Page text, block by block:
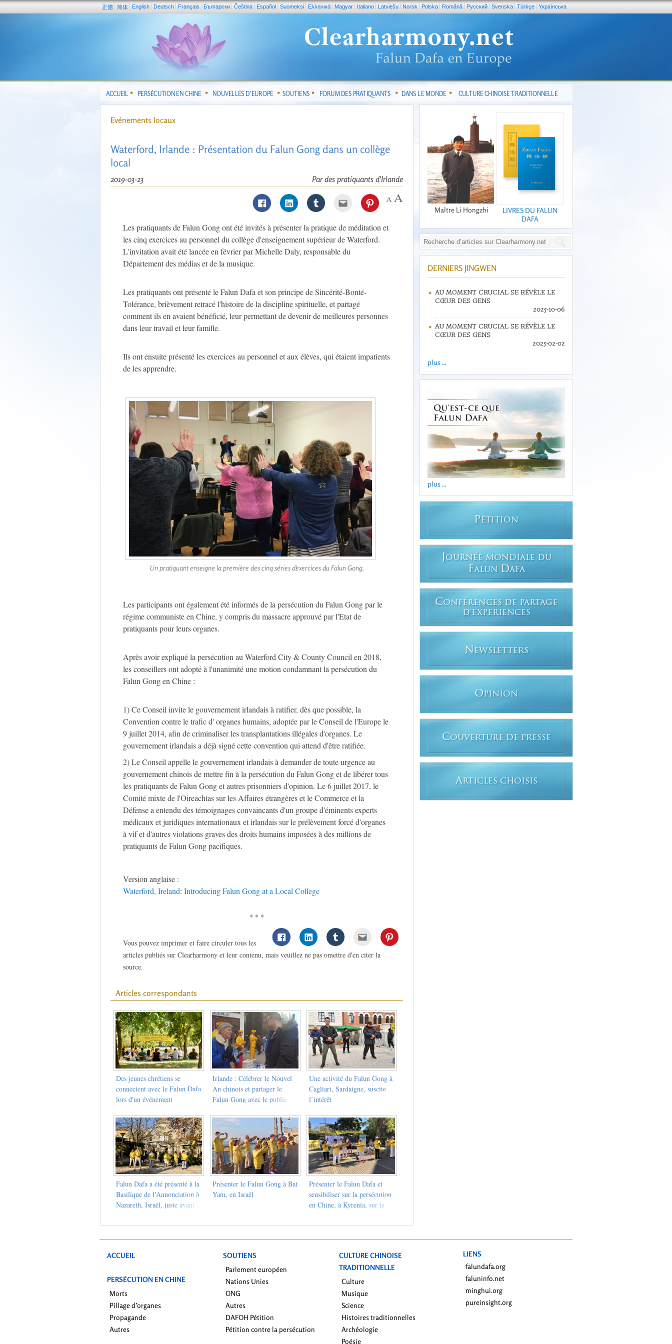
正體 简体 English Deutsch Français Български Čeština Español Suomeksi Ελληνικά Magyar Italiano Latviešu Norsk Polska Română Pусский Svenska Türkçe Yкраїнська
ACCUEIL PERSÉCUTION EN CHINE NOUVELLES D’EUROPE SOUTIENS FORUM DES PRATIQUANTS DANS LE MONDE CULTURE CHINOISE TRADITIONNELLE
Evénements locaux
Waterford, Irlande : Présentation du Falun Gong dans un collège
local
Par des pratiquants d'Irlande
2019-03-23
Les pratiquants de Falun Gong ont été invités à présenter la pratique de méditation et
les cinq exercices au personnel du collège d'enseignement supérieur de Waterford.
L'invitation avait été lancée en février par Michelle Daly, responsable du
Département des médias et de la musique.
Les pratiquants ont présenté le Falun Dafa et son principe de Sincérité-Bonté-
Tolérance, brièvement retracé l'histoire de la discipline spirituelle, et partagé
comment ils en avaient bénéficié, leur permettant de devenir de meilleures personnes
dans leur travail et leur famille.
Ils ont ensuite présenté les exercices au personnel et aux élèves, qui étaient impatients
de les apprendre.
Un pratiquant enseigne la première des cinq séries d'exercices du Falun Gong.
Les participants ont également été informés de la persécution du Falun Gong par le
régime communiste en Chine, y compris du massacre approuvé par l'Etat de
pratiquants pour leurs organes.
Après avoir expliqué la persécution au Waterford City & County Council en 2018,
les conseillers ont adopté à l'unanimité une motion condamnant la persécution du
Falun Gong en Chine :
1) Ce Conseil invite le gouvernement irlandais à ratifier, dès que possible, la
Convention contre le trafic d' organes humains, adoptée par le Conseil de l'Europe le
9 juillet 2014, afin de criminaliser les transplantations illégales d'organes. Le
gouvernement irlandais a déjà signé cette convention qui attend d'être ratifiée.
2) Le Conseil appelle le gouvernement irlandais à demander de toute urgence au
gouvernement chinois de mettre fin à la persécution du Falun Gong et de libérer tous
les pratiquants de Falun Gong et autres prisonniers d'opinion. Le 6 juillet 2017, le
Comité mixte de l'Oireachtas sur les Affaires étrangères et le Commerce et la
Défense a entendu des témoignages convaincants d'un groupe d'éminents experts
médicaux et juridiques internationaux et irlandais sur le prélèvement forcé d'organes
à vif et d'autres violations graves des droits humains imposées à des millions de
pratiquants de Falun Gong pacifiques.
Version anglaise :
Waterford, Ireland: Introducing Falun Gong at a Local College
* * *
Vous pouvez imprimer et faire circuler tous les
articles publiés sur Clearharmony et leur contenu, mais veuillez ne pas omettre d'en citer la
source.
Articles correspondants
Des jeunes chrétiens se
connectent avec le Falun Dafa
lors d'un événement
province de Buenos Aires, en
Argentine
Irlande : Célébrer le Nouvel
An chinois et partager le
Falun Gong avec le public
Une activité du Falun Gong à
Cagliari, Sardaigne, suscite
l’intérêt
Falun Dafa a été présenté à la
Basilique de l’Annonciation à
Nazareth, Israël, juste avant
Présenter le Falun Gong à Bat
Yam, en Israël
Présenter le Falun Dafa et
sensibiliser sur la persécution
en Chine, à Kyrenia, sur la
Maître Li Hongzhi
LIVRES DU FALUN
DAFA
DERNIERS JINGWEN
AU MOMENT CRUCIAL SE RÉVÈLE LE
CŒUR DES GENS
2025-10-06
AU MOMENT CRUCIAL SE RÉVÈLE LE
CŒUR DES GENS
2025-02-02
plus ...
plus ...
PÉTITION
JOURNÉE MONDIALE DU
FALUN DAFA
CONFÉRENCES DE PARTAGE
D'EXPERIENCES
N EWSLETTERS
OPINION
COUVERTURE DE PRESSE
ARTICLES CHOISIS
ACCUEIL
PERSÉCUTION EN CHINE
Morts
Pillage d’organes
Propagande
Autres
SOUTIENS
Parlement européen
Nations Unies
ONG
Autres
DAFOH Pétition
Pétition contre la persécution
CULTURE CHINOISE
TRADITIONNELLE
Culture
Musique
Science
Histoires traditionnelles
Archéologie
Poésie
LIENS
falundafa.org
faluninfo.net
minghui.org
pureinsight.org